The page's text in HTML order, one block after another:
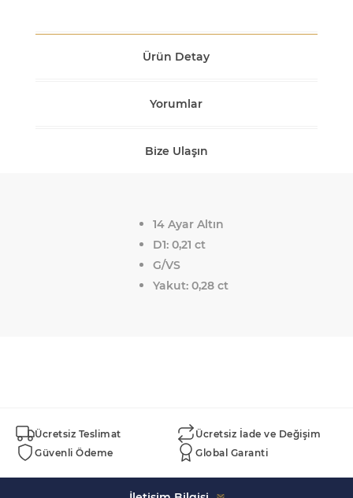
Ürün Detay
Yorumlar
Bize Ulaşın
14 Ayar Altın
D1: 0,21 ct
G/VS
Yakut: 0,28 ct
Ücretsiz Teslimat
Ücretsiz İade ve Değişim
Güvenli Ödeme
Global Garanti